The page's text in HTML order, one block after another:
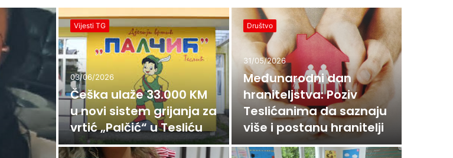
Vijesti TG
03/06/2026
Češka ulaže 33.000 KM
u novi sistem grijanja za
vrtić „Palčić“ u Tesliću
Društvo
31/05/2026
Međunarodni dan
hraniteljstva: Poziv
Teslićanima da saznaju
više i postanu hranitelji